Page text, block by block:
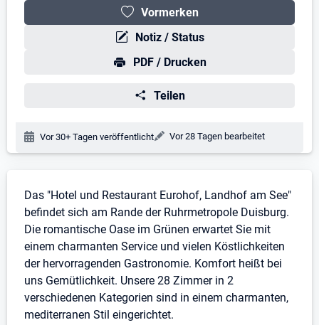
Vormerken
Notiz / Status
PDF / Drucken
Teilen
Veröffentlichungsdatum:
Vor 30+ Tagen veröffentlicht Änderungsdatum:
Vor 28 Tagen bearbeitet
Stellenbeschreibung
Das "Hotel und Restaurant Eurohof, Landhof am See"
befindet sich am Rande der Ruhrmetropole Duisburg.
Die romantische Oase im Grünen erwartet Sie mit
einem charmanten Service und vielen Köstlichkeiten
der hervorragenden Gastronomie. Komfort heißt bei
uns Gemütlichkeit. Unsere 28 Zimmer in 2
verschiedenen Kategorien sind in einem charmanten,
mediterranen Stil eingerichtet.